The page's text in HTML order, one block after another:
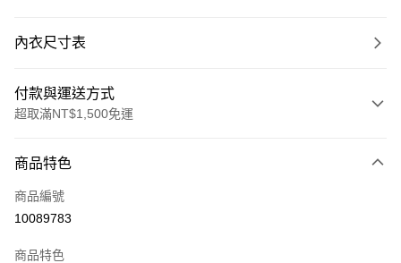
內衣尺寸表
付款與運送方式
超取滿NT$1,500免運
信用卡一次付款
超商取貨付款
商品特色
商品編號
10089783
商品特色